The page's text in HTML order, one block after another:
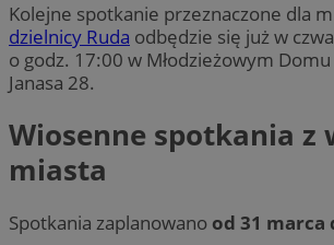
Kolejne spotkanie przeznaczone dla
dzielnicy Ruda odbędzie się już w
o godz. 17:00 w Młodzieżowym
Janasa 28.
Wiosenne spotkania z
miasta
Spotkania zaplanowano od 31 marca